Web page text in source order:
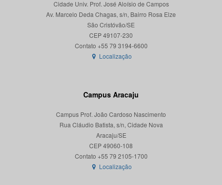
Cidade Univ. Prof. José Aloísio de Campos
Av. Marcelo Deda Chagas, s/n, Bairro Rosa Elze
São Cristóvão/SE
CEP 49107-230
Localização
Campus Aracaju
Campus Prof. João Cardoso Nascimento
Rua Cláudio Batista, s/n, Cidade Nova
Aracaju/SE
CEP 49060-108
Localização